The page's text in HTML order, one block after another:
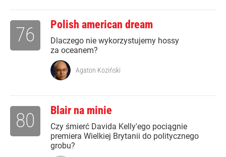
Polish american dream
Dlaczego nie wykorzystujemy hossy
za oceanem?
76
Agaton Koziński
Blair na minie
Czy śmierć Davida Kelly'ego pociągnie
premiera Wielkiej Brytanii do politycznego
grobu?
80